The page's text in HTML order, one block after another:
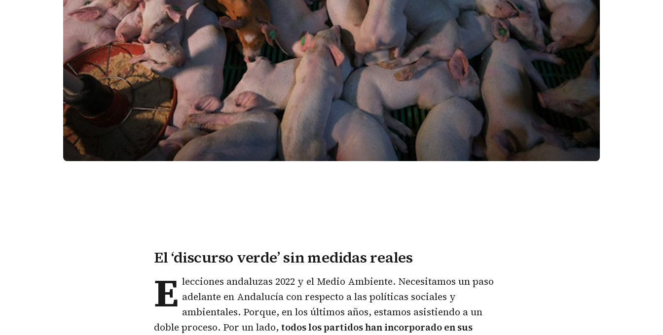
El ‘discurso verde’ sin medidas reales
E lecciones andaluzas 2022 y el Medio Ambiente. Necesitamos un paso
adelante en Andalucía con respecto a las políticas sociales y
ambientales. Porque, en los últimos años, estamos asistiendo a un
doble proceso. Por un lado, todos los partidos han incorporado en sus